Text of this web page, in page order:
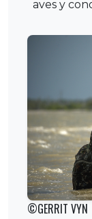
aves y
©GERRIT VYN